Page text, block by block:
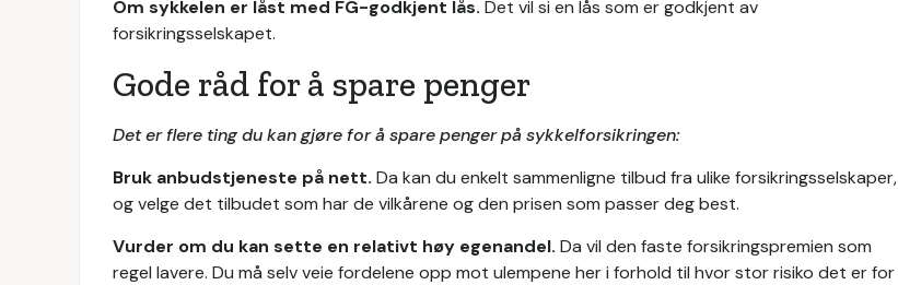
Om sykkelen er låst med FG-godkjent lås. Det vil si en lås som er godkjent av
forsikringsselskapet.
Gode råd for å spare penger
Det er flere ting du kan gjøre for å spare penger på sykkelforsikringen:
Bruk anbudstjeneste på nett. Da kan du enkelt sammenligne tilbud fra ulike forsikringsselskaper,
og velge det tilbudet som har de vilkårene og den prisen som passer deg best.
Vurder om du kan sette en relativt høy egenandel. Da vil den faste forsikringspremien som
regel lavere. Du må selv veie fordelene opp mot ulempene her i forhold til hvor stor risiko det er for